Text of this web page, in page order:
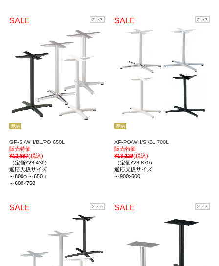
SALE クレス
即納
GF-SI/WH/BL/PO 650L
販売特価
¥12,887(税込)
（定価¥23,430）
適応天板サイズ
～800φ ～650□
～600×750
SALE クレス
即納
XF-PO/WH/SI/BL 700L
販売特価
¥13,129(税込)
（定価¥23,870）
適応天板サイズ
～900×600
SALE クレス SALE クレス